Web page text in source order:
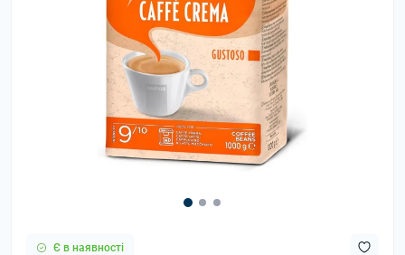
Є в наявності